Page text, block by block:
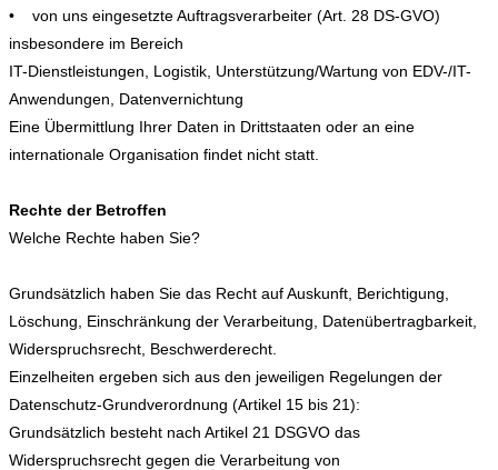
• von uns eingesetzte Auftragsverarbeiter (Art. 28 DS-GVO)
insbesondere im Bereich
IT-Dienstleistungen, Logistik, Unterstützung/Wartung von EDV-/IT-
Anwendungen, Datenvernichtung
Eine Übermittlung Ihrer Daten in Drittstaaten oder an eine
internationale Organisation findet nicht statt.
Rechte der Betroffen
Welche Rechte haben Sie?
Grundsätzlich haben Sie das Recht auf Auskunft, Berichtigung,
Löschung, Einschränkung der Verarbeitung, Datenübertragbarkeit,
Widerspruchsrecht, Beschwerderecht.
Einzelheiten ergeben sich aus den jeweiligen Regelungen der
Datenschutz-Grundverordnung (Artikel 15 bis 21):
Grundsätzlich besteht nach Artikel 21 DSGVO das
Widerspruchsrecht gegen die Verarbeitung von